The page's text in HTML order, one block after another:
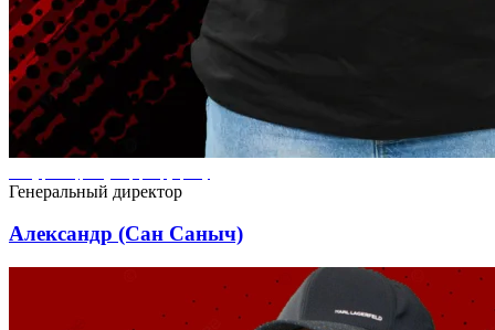
Генеральный директор
Александр (Сан Саныч)